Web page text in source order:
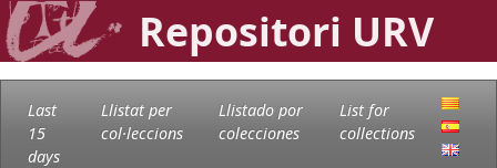
Repositori URV
Last
15
days
Llistat per
col·leccions
Llistado por
colecciones
List for
collections